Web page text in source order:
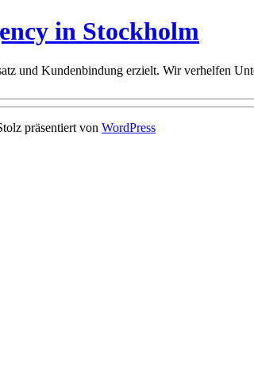
in Stockholm
und Kundenbindung erzielt. Wir verhelfen
präsentiert von WordPress